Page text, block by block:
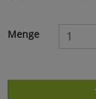
Menge
Marketing